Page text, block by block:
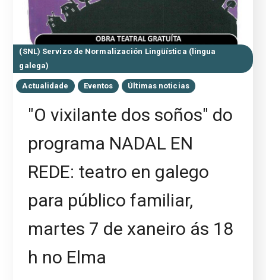
(SNL) Servizo de Normalización Lingüística (lingua
galega)
Actualidade Eventos Últimas noticias
"O vixilante dos soños" do
programa NADAL EN
REDE: teatro en galego
para público familiar,
martes 7 de xaneiro ás 18
h no Elma